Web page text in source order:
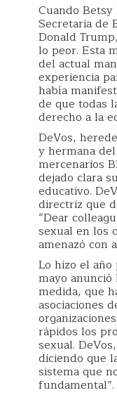
Cuando
Secretaria de
Donald
lo peor. Esta
del actual
experiencia
había
de que todas
derecho a la
DeVos,
y hermana
mercenarios
dejado clara
educativo.
directriz que
“Dear
sexual en los
amenazó con
Lo hizo el año
mayo
medida, que
asociaciones
rápidos los
sexual.
diciendo que
sistema que
fundamental”.